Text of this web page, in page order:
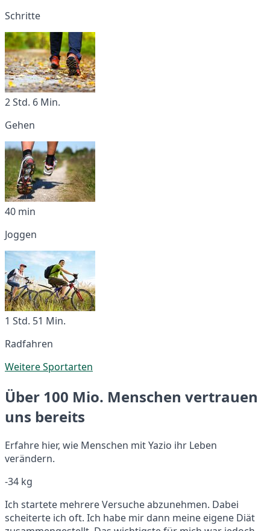
Schritte
2 Std. 6 Min.
Gehen
40 min
Joggen
1 Std. 51 Min.
Radfahren
Weitere Sportarten
Über 100 Mio. Menschen vertrauen
uns bereits
Erfahre hier, wie Menschen mit Yazio ihr Leben
verändern.
-34 kg
Ich startete mehrere Versuche abzunehmen. Dabei
scheiterte ich oft. Ich habe mir dann meine eigene Diät